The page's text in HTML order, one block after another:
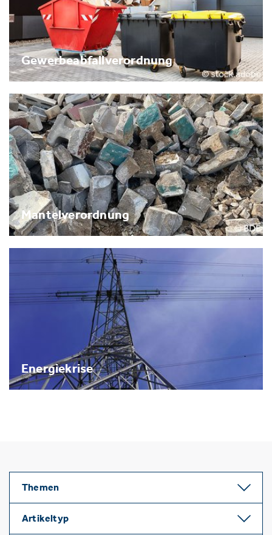
Gewerbeabfallverordnung
Mantelverordnung
Energiekrise
Themen
Artikeltyp